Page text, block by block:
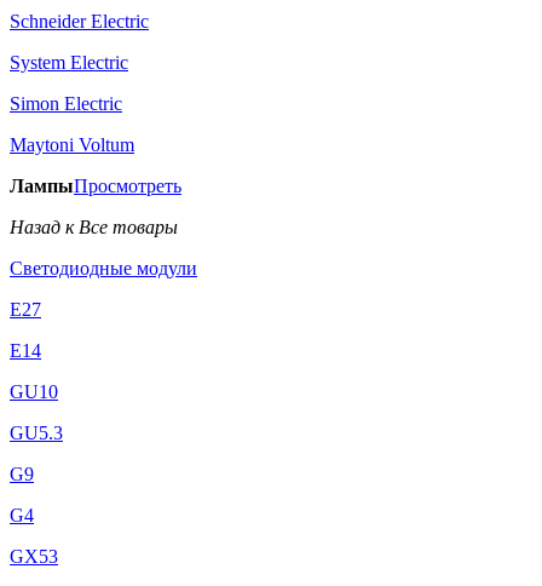
Schneider Electric
System Electric
Simon Electric
Maytoni Voltum
ЛампыПросмотреть
Назад к Все товары
Светодиодные модули
E27
E14
GU10
GU5.3
G9
G4
GX53